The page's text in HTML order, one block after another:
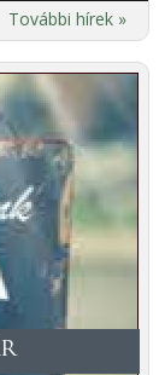
További hírek »